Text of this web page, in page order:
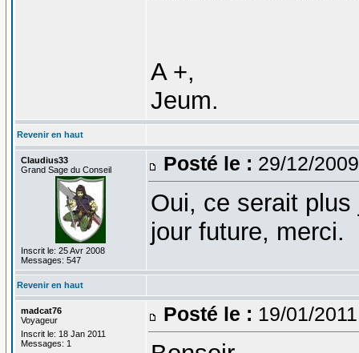
A +,
Jeum.
Revenir en haut
Claudius33
Grand Sage du Conseil
Inscrit le: 25 Avr 2008
Messages: 547
Posté le : 29/12/
Oui, ce serait
jour future, merci.
Revenir en haut
madcat76
Voyageur
Inscrit le: 18 Jan 2011
Messages: 1
Posté le : 19/01/